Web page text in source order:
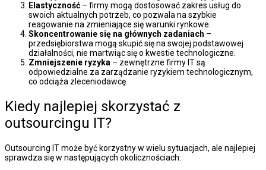
Elastyczność – firmy mogą dostosować zakres usług do
swoich aktualnych potrzeb, co pozwala na szybkie
reagowanie na zmieniające się warunki rynkowe.
Skoncentrowanie się na głównych zadaniach –
przedsiębiorstwa mogą skupić się na swojej podstawowej
działalności, nie martwiąc się o kwestie technologiczne.
Zmniejszenie ryzyka – zewnętrzne firmy IT są
odpowiedzialne za zarządzanie ryzykiem technologicznym,
co odciąża zleceniodawcę.
Kiedy najlepiej skorzystać z
outsourcingu IT?
Outsourcing IT może być korzystny w wielu sytuacjach, ale najlepiej
sprawdza się w następujących okolicznościach: